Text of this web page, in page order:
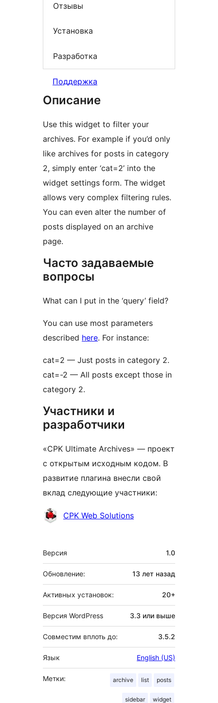
Отзывы
Установка
Разработка
Поддержка
Описание
Use this widget to filter your
archives. For example if you’d only
like archives for posts in category
2, simply enter ‘cat=2’ into the
widget settings form. The widget
allows very complex filtering rules.
You can even alter the number of
posts displayed on an archive
page.
Часто задаваемые
вопросы
What can I put in the ‘query’ field?
You can use most parameters
described here. For instance:
cat=2 — Just posts in category 2.
cat=-2 — All posts except those in
category 2.
Участники и
разработчики
«CPK Ultimate Archives» — проект
с открытым исходным кодом. В
развитие плагина внесли свой
вклад следующие участники:
УчастникиCPK Web Solutions
Мета
Версия 1.0
Обновление: 13 лет назад
Активных установок: 20+
Версия WordPress 3.3 или выше
Совместим вплоть до: 3.5.2
Язык English (US)
Метки: archive list posts
sidebar widget